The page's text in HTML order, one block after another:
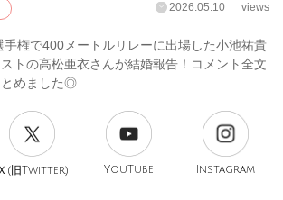
2026.05.10 views
権で400メートルリレーに出場した小池祐貴
トの高松亜衣さんが結婚報告！コメント全文
とめました◎
Ｘ(旧Twitter) YouTube Instagram